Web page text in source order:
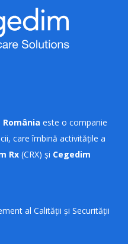
România este o companie
care îmbină activitățile a
Rx (CRX) și Cegedim
al Calității și Securității